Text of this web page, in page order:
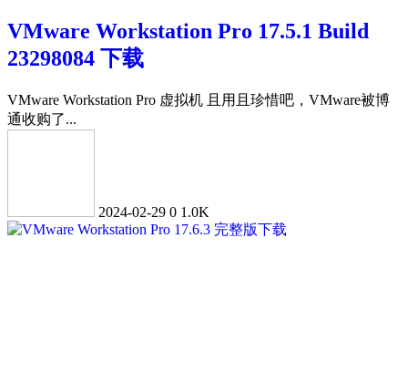
VMware Workstation Pro 17.5.1 Build
23298084 下载
VMware Workstation Pro 虚拟机 且用且珍惜吧，VMware被博
通收购了...
2024-02-29 0 1.0K